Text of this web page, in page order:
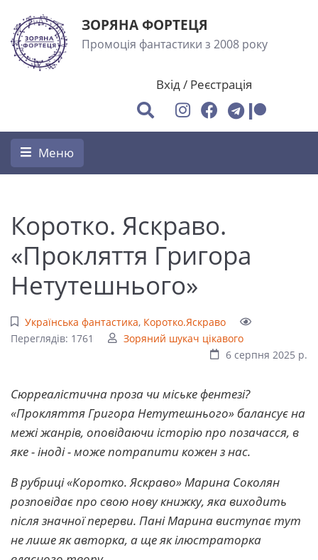
ЗОРЯНА ФОРТЕЦЯ
Промоція фантастики з 2008 року
Вхід/ Реєстрація
Меню
Коротко. Яскраво.
«Прокляття Григора
Нетутешнього»
Українська фантастика, Коротко.Яскраво
Переглядів: 1761
Зоряний шукач цікавого
6 серпня 2025 р.
Сюрреалістична проза чи міське фентезі?
«Прокляття Григора Нетутешнього» балансує на
межі жанрів, оповідаючи історію про позачасся, в
яке - іноді - може потрапити кожен з нас.
В рубриці «Коротко. Яскраво» Марина Соколян
розповідає про свою нову книжку, яка виходить
після значної перерви. Пані Марина виступає тут
не лише як авторка, а ще як ілюстраторка